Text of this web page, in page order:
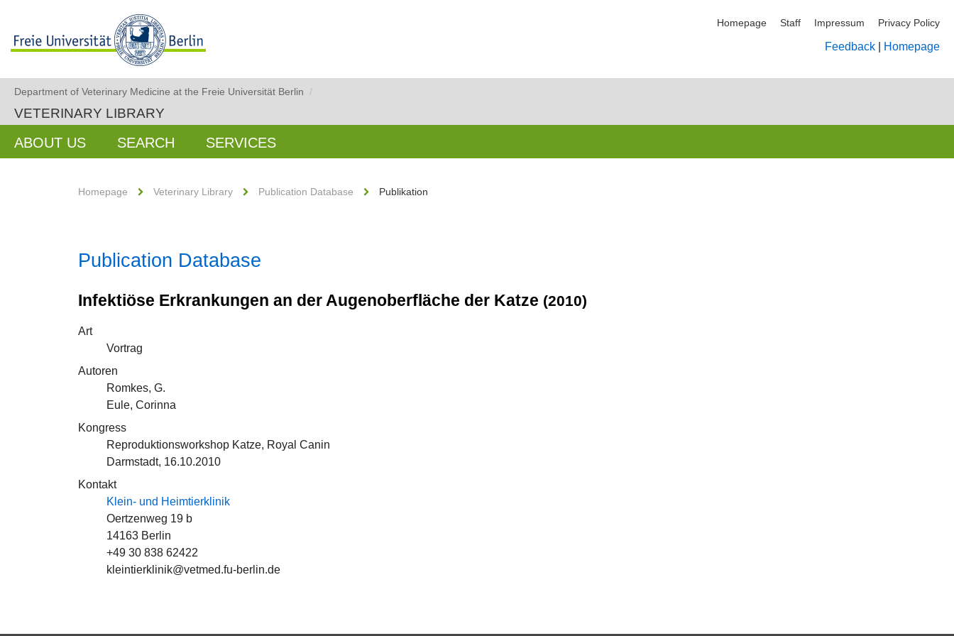
Homepage Staff Impressum Privacy Policy
Feedback Homepage
Department of Veterinary Medicine at the Freie Universität Berlin /
VETERINARY LIBRARY
ABOUT US SEARCH SERVICES
Homepage Veterinary Library Publication Database Publikation
Publication Database
Infektiöse Erkrankungen an der Augenoberfläche der Katze (2010)
Art
Vortrag
Autoren
Romkes, G.
Eule, Corinna
Kongress
Reproduktionsworkshop Katze, Royal Canin
Darmstadt, 16.10.2010
Kontakt
Klein- und Heimtierklinik
Oertzenweg 19 b
14163 Berlin
+49 30 838 62422
kleintierklinik@vetmed.fu-berlin.de